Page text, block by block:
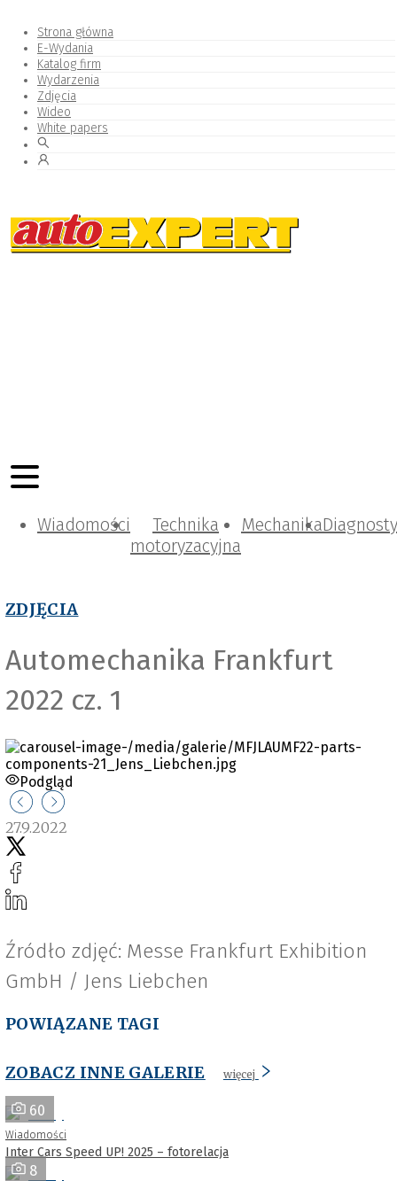
Strona główna
E-Wydania
Katalog firm
Wydarzenia
Zdjęcia
Wideo
White papers
Wiadomości
Technika
motoryzacyjna
Mechanika
ZDJĘCIA
Automechanika Frankfurt
2022 cz. 1
Podgląd
27.9.2022
Źródło zdjęć: Messe Frankfurt Exhibition
GmbH / Jens Liebchen
POWIĄZANE TAGI
ZOBACZ INNE GALERIE więcej
60
Wiadomości
Inter Cars Speed UP! 2025 – fotorelacja
8